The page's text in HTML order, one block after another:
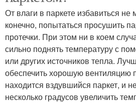
От влаги в паркете избавиться
конечно, попытаться просушить
протечки. При этом ни в коем
сильно поднять температуру с
или других источников тепла.
обеспечить хорошую вентиляцию
находится вздувшийся паркет, и
несколько градусов увеличить